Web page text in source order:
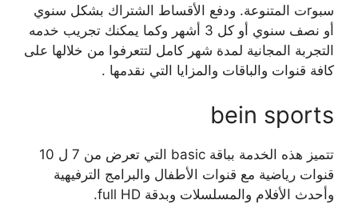
سبوrت المتنوعة. ودفع الأقساط الشتراك بشكل سنوي
أو نصف سنوي أو كل 3 أشهر وكما يمكنك تجريب خدمه
التجربة المجانية لمدة شهر كامل لتتعرفوا من خلالها على
كافة قنوات والباقات والمزايا التي نقدمها .
bein sports
تتميز هذه الخدمة بباقة basic التي تعرض من 7 ل 10
قنوات رياضية مع قنوات الأطفال والبرامج الترفيهية
وأحدث الأفلام والمسلسلات وبدقة full HD.